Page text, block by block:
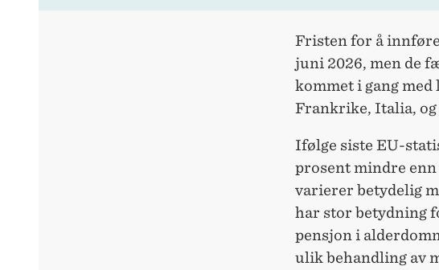
Fristen for å
juni 2026, men de
kommet i gang
Frankrike, Italia, og
Ifølge siste EU-
prosent mindre
varierer betydelig
har stor betydning
pensjon i
ulik behandling av